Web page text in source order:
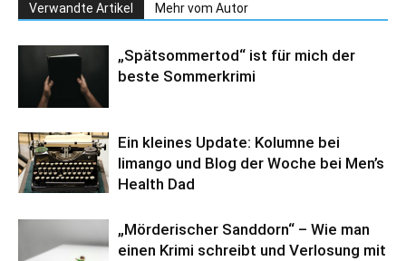
Verwandte Artikel Mehr vom Autor
„Spätsommertod“ ist für mich der
beste Sommerkrimi
Ein kleines Update: Kolumne bei
limango und Blog der Woche bei Men’s
Health Dad
„Mörderischer Sanddorn“ – Wie man
einen Krimi schreibt und Verlosung mit